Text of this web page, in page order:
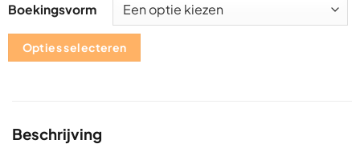
Boekingsvorm
Opties selecteren
Beschrijving